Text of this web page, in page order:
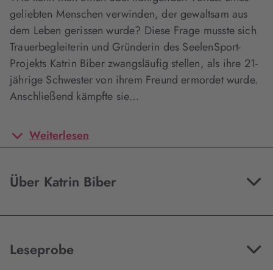
geliebten Menschen verwinden, der gewaltsam aus
dem Leben gerissen wurde? Diese Frage musste sich
Trauerbegleiterin und Gründerin des SeelenSport-
Projekts Katrin Biber zwangsläufig stellen, als ihre 21-
jährige Schwester von ihrem Freund ermordet wurde.
Anschließend kämpfte sie…
Weiterlesen
Über Katrin Biber
Leseprobe